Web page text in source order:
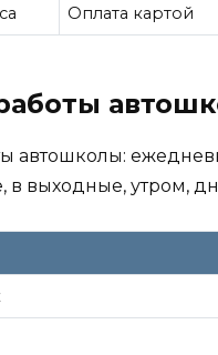
Оплата картой
автошколы:
в выходные, утром,